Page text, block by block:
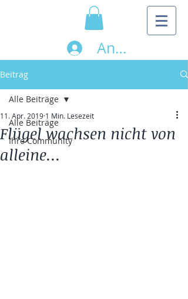
Anmelden
Beitrag
Alle Beiträge
Ihre Community
Alle Beiträge
Flügel wachsen nicht von
alleine...
11. Apr. 2019 1 Min. Lesezeit